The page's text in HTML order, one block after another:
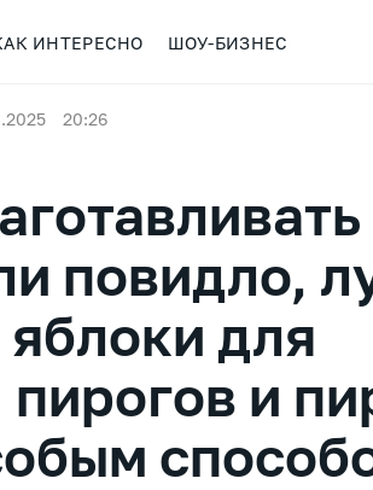
ИНТЕРЕСНО ШОУ-БИЗНЕС
20:26
повидло,
для
и